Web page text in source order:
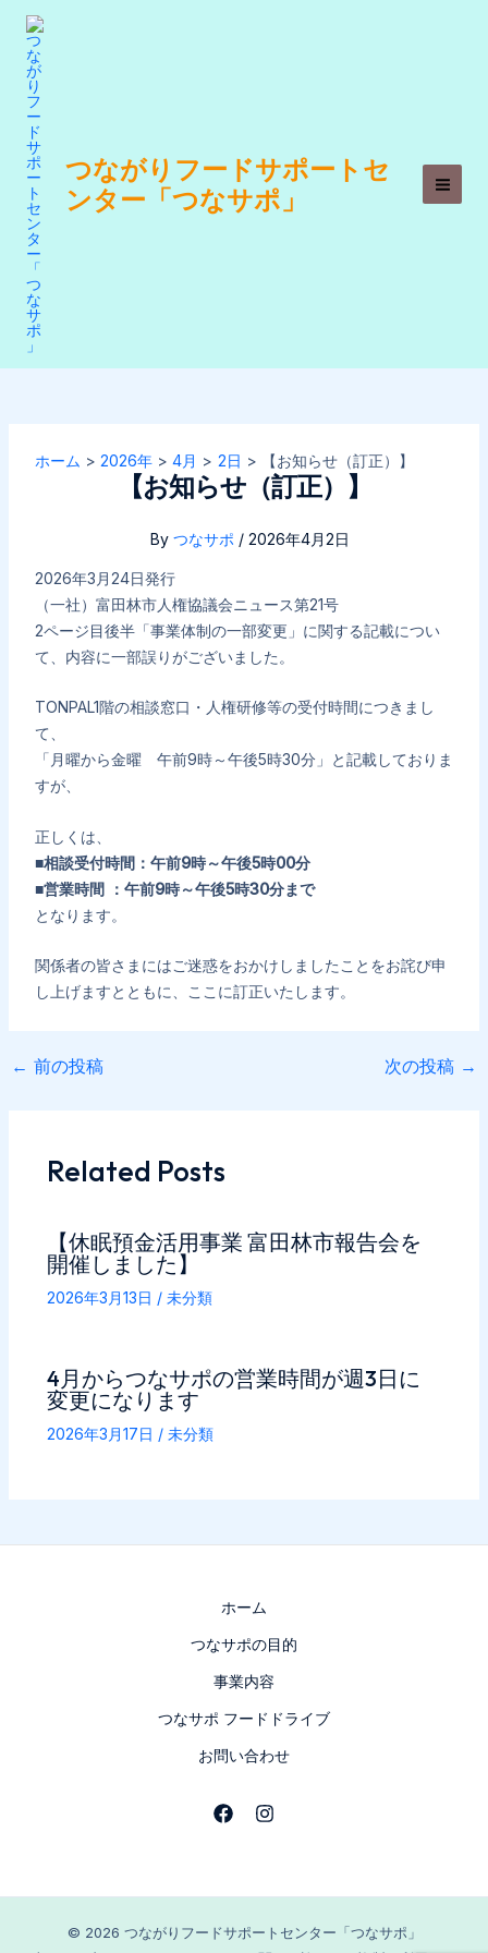
つながりフードサポートセ
ンター「つなサポ」
Main
ホーム 2026年 4月 2日 【お知らせ（訂正）】
【お知らせ（訂正）】
By つなサポ / 2026年4月2日
2026年3月24日発行
（一社）富田林市人権協議会ニュース第21号
2ページ目後半「事業体制の一部変更」に関する記載につい
て、内容に一部誤りがございました。
TONPAL1階の相談窓口・人権研修等の受付時間につきまし
て、
「月曜から金曜 午前9時～午後5時30分」と記載しておりま
すが、
正しくは、
■相談受付時間：午前9時～午後5時00分
■営業時間 ：午前9時～午後5時30分まで
となります。
関係者の皆さまにはご迷惑をおかけしましたことをお詫び申
し上げますとともに、ここに訂正いたします。
投
← 前の投稿 次の投稿 →
Related Posts
【休眠預金活用事業 富田林市報告会を
開催しました】
2026年3月13日 / 未分類
4月からつなサポの営業時間が週3日に
変更になります
2026年3月17日 / 未分類
ホーム
つなサポの目的
事業内容
つなサポ フードドライブ
お問い合わせ
© 2026 つながりフードサポートセンター「つなサポ」